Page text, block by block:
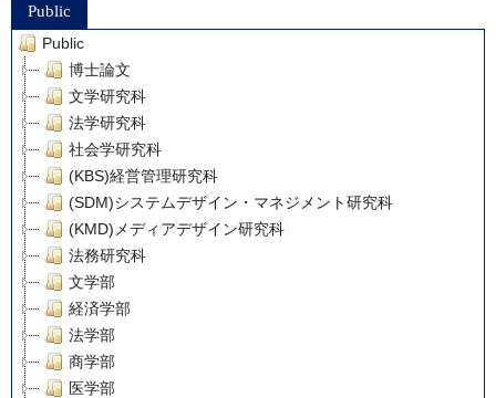
Public
Public
博士論文
文学研究科
法学研究科
社会学研究科
(KBS)経営管理研究科
(SDM)システムデザイン・マネジメント研究科
(KMD)メディアデザイン研究科
法務研究科
文学部
経済学部
法学部
商学部
医学部